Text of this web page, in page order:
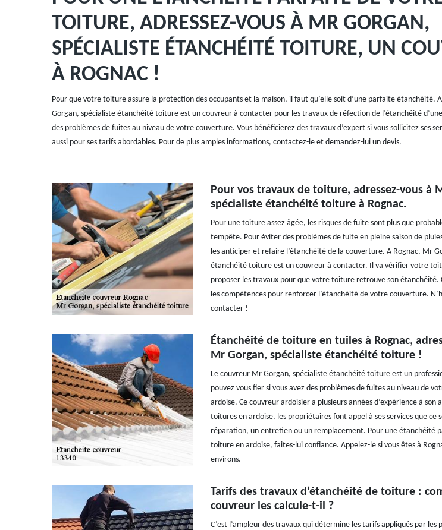
TOITURE, ADRESSEZ-VOUS À MR GORGAN,
SPÉCIALISTE ÉTANCHÉITÉ TOITURE, UN
À ROGNAC !
Pour que votre toiture assure la protection des occupants et la maison, il faut qu’elle soit d’une parfaite étanchéité.
Gorgan, spécialiste étanchéité toiture est un couvreur à contacter pour les travaux de réfection de l’étanchéité
des problèmes de fuites au niveau de votre couverture. Vous bénéficierez des travaux d’expert si vous sollicitez ses
aussi pour ses tarifs abordables. Pour de plus amples informations, contactez-le et demandez-lui un devis.
Pour vos travaux de toiture, adressez-vous à
spécialiste étanchéité toiture à Rognac.
Pour une toiture assez âgée, les risques de fuite sont plus que
tempête. Pour éviter des problèmes de fuite en pleine saison de
les anticiper et refaire l’étanchéité de la couverture. A Rognac, Mr
étanchéité toiture est un couvreur à contacter. Il va vérifier votre
proposer les travaux pour que votre toiture retrouve son étanchéité.
les compétences pour renforcer l’étanchéité de votre couverture.
contacter !
Étanchéité de toiture en tuiles à Rognac,
Mr Gorgan, spécialiste étanchéité toiture !
Le couvreur Mr Gorgan, spécialiste étanchéité toiture est un
pouvez vous fier si vous avez des problèmes de fuites au niveau de
ardoise. Ce couvreur ardoisier a plusieurs années d’expérience à son
toitures en ardoise, les propriétaires font appel à ses services que ce
réparation, un entretien ou un remplacement. Pour une étanchéité
toiture en ardoise, faites-lui confiance. Appelez-le si vous êtes à
environs.
Tarifs des travaux d’étanchéité de toiture :
couvreur les calcule-t-il ?
C’est l’ampleur des travaux qui détermine les tarifs appliqués par les